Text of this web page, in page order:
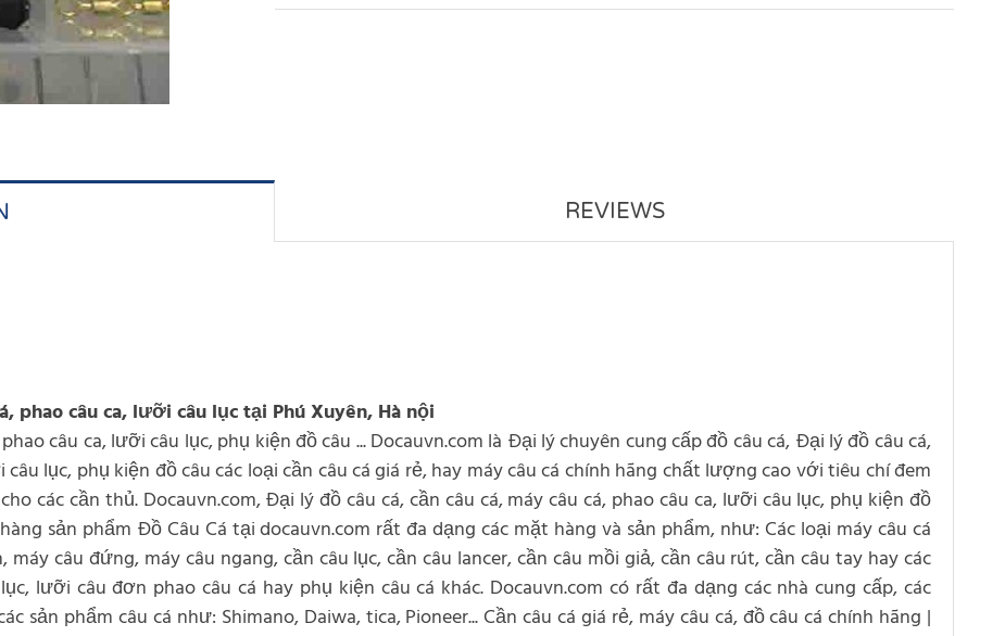
REVIEWS
phao câu ca, lưỡi câu lục tại Phú Xuyên, Hà nội
câu ca, lưỡi câu lục, phụ kiện đồ câu ... Docauvn.com là Đại lý chuyên cung cấp đồ câu cá, Đại lý đồ câu cá,
câu lục, phụ kiện đồ câu các loại cần câu cá giá rẻ, hay máy câu cá chính hãng chất lượng cao với tiêu chí đem
các cần thủ. Docauvn.com, Đại lý đồ câu cá, cần câu cá, máy câu cá, phao câu ca, lưỡi câu lục, phụ kiện đồ
sản phẩm Đồ Câu Cá tại docauvn.com rất đa dạng các mặt hàng và sản phẩm, như: Các loại máy câu cá
máy câu đứng, máy câu ngang, cần câu lục, cần câu lancer, cần câu mồi giả, cần câu rút, cần câu tay hay các
lưỡi câu đơn phao câu cá hay phụ kiện câu cá khác. Docauvn.com có rất đa dạng các nhà cung cấp, các
sản phẩm câu cá như: Shimano, Daiwa, tica, Pioneer... Cần câu cá giá rẻ, máy câu cá, đồ câu cá chính hãng |